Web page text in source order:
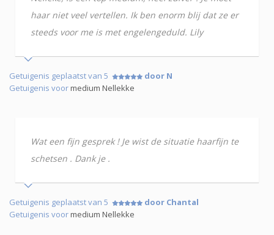
haar niet veel vertellen. Ik ben enorm blij dat ze er
steeds voor me is met engelengeduld. Lily
Getuigenis geplaatst van 5
door N
Getuigenis voormedium Nellekke
Wat een fijn gesprek ! Je wist de situatie haarfijn te
schetsen . Dank je .
Getuigenis geplaatst van 5
door Chantal
Getuigenis voormedium Nellekke